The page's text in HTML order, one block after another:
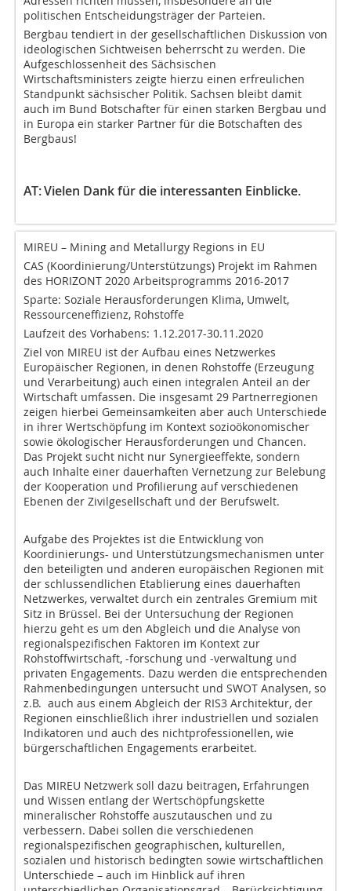
politischen Entscheidungsträger der Parteien.
Bergbau tendiert in der gesellschaftlichen Diskussion von
ideologischen Sichtweisen beherrscht zu werden. Die
Aufgeschlossenheit des Sächsischen
Wirtschaftsministers zeigte hierzu einen erfreulichen
Standpunkt sächsischer Politik. Sachsen bleibt damit
auch im Bund Botschafter für einen starken Bergbau und
in Europa ein starker Partner für die Botschaften des
Bergbaus!
AT:Vielen Dank für die interessanten Einblicke.
MIREU – Mining and Metallurgy Regions in EU
CAS (Koordinierung/Unterstützungs) Projekt im Rahmen
des HORIZONT 2020 Arbeitsprogramms 2016-2017
Sparte: Soziale Herausforderungen Klima, Umwelt,
Ressourceneffizienz, Rohstoffe
Laufzeit des Vorhabens: 1.12.2017-30.11.2020
Ziel von MIREU ist der Aufbau eines Netzwerkes
Europäischer Regionen, in denen Rohstoffe (Erzeugung
und Verarbeitung) auch einen integralen Anteil an der
Wirtschaft umfassen. Die insgesamt 29 Partnerregionen
zeigen hierbei Gemeinsamkeiten aber auch Unterschiede
in ihrer Wertschöpfung im Kontext sozioökonomischer
sowie ökologischer Herausforderungen und Chancen.
Das Projekt sucht nicht nur Synergieeffekte, sondern
auch Inhalte einer dauerhaften Vernetzung zur Belebung
der Kooperation und Profilierung auf verschiedenen
Ebenen der Zivilgesellschaft und der Berufswelt.
Aufgabe des Projektes ist die Entwicklung von
Koordinierungs- und Unterstützungsmechanismen unter
den beteiligten und anderen europäischen Regionen mit
der schlussendlichen Etablierung eines dauerhaften
Netzwerkes, verwaltet durch ein zentrales Gremium mit
Sitz in Brüssel. Bei der Untersuchung der Regionen
hierzu geht es um den Abgleich und die Analyse von
regionalspezifischen Faktoren im Kontext zur
Rohstoffwirtschaft, -forschung und -verwaltung und
privaten Engagements. Dazu werden die entsprechenden
Rahmenbedingungen untersucht und SWOT Analysen, so
z.B. auch aus einem Abgleich der RIS3 Architektur, der
Regionen einschließlich ihrer industriellen und sozialen
Indikatoren und auch des nichtprofessionellen, wie
bürgerschaftlichen Engagements erarbeitet.
Das MIREU Netzwerk soll dazu beitragen, Erfahrungen
und Wissen entlang der Wertschöpfungskette
mineralischer Rohstoffe auszutauschen und zu
verbessern. Dabei sollen die verschiedenen
regionalspezifischen geographischen, kulturellen,
sozialen und historisch bedingten sowie wirtschaftlichen
Unterschiede – auch im Hinblick auf ihren